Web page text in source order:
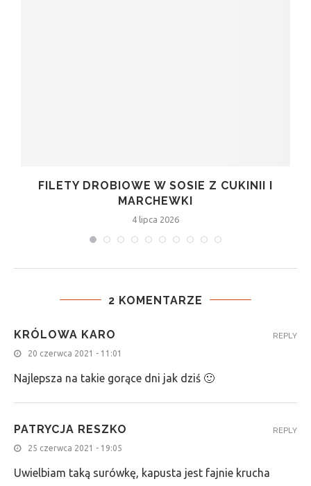
FILETY DROBIOWE W SOSIE Z CUKINII I
MARCHEWKI
4 lipca 2026
2 KOMENTARZE
KRÓLOWA KARO
20 czerwca 2021 - 11:01
Najlepsza na takie gorące dni jak dziś 🙂
REPLY
PATRYCJA RESZKO
25 czerwca 2021 - 19:05
Uwielbiam taką surówkę, kapusta jest fajnie krucha
REPLY